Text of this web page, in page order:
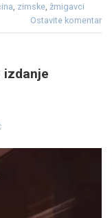
zimske žmigavci
Ostavite komentar
izdanje